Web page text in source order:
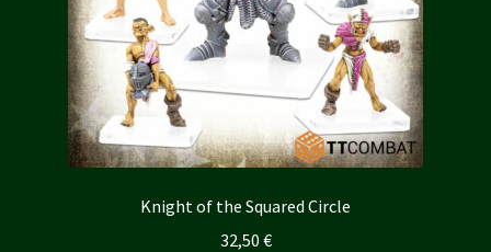
Knight of the Squared Circle
32,50 €